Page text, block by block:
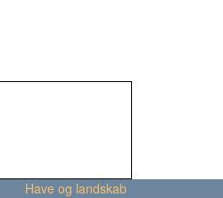
Have og landskab